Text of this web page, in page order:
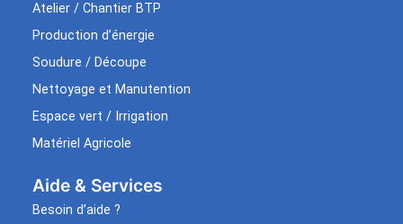
Atelier / Chantier BTP
Production d’énergie
Soudure / Découpe
Nettoyage et Manutention
Espace vert / Irrigation
Matériel Agricole
Aide & Services​
Besoin d’aide ?